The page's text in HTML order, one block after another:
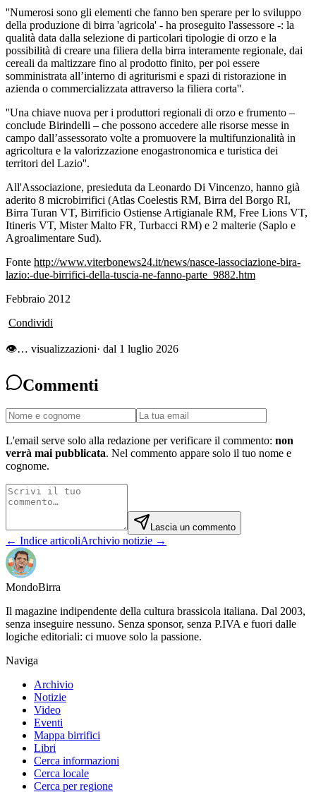
''Numerosi sono gli elementi che fanno ben sperare per lo sviluppo
della produzione di birra 'agricola' - ha proseguito l'assessore -: la
qualità data dalla selezione di particolari tipologie di orzo e la
possibilità di creare una filiera della birra interamente regionale, dai
cereali da maltizzare fino al prodotto finito, per poi essere
somministrata all’interno di agriturismi e spazi di ristorazione in
azienda o commercializzata attraverso la filiera corta''.
''Una chiave nuova per i produttori regionali di orzo e frumento –
conclude Birindelli – che possono accedere alle risorse messe in
campo dall’assessorato volte a promuovere la multifunzionalità in
agricoltura e la valorizzazione enogastronomica e turistica dei
territori del Lazio''.
All'Associazione, presieduta da Leonardo Di Vincenzo, hanno già
aderito 8 microbirrifici (Atlas Coelestis RM, Birra del Borgo RI,
Birra Turan VT, Birrificio Ostiense Artigianale RM, Free Lions VT,
Itineris VT, Mister Malto FR, Turbacci RM) e 2 malterie (Saplo e
Agroalimentare Sud).
Fonte http://www.viterbonews24.it/news/nasce-lassociazione-bira-
lazio:-due-birrifici-della-tuscia-ne-fanno-parte_9882.htm
Febbraio 2012
Condividi
👁… visualizzazioni· dal 1 luglio 2026
Commenti
L'email serve solo alla redazione per verificare il commento: non
verrà mai pubblicata. Nel commento appare solo il tuo nome e
cognome.
Lascia un commento
← Indice articoliArchivio notizie →
MondoBirra
Il magazine indipendente della cultura brassicola italiana. Dal 2003,
senza inseguire nessuno. Senza sponsor, senza P.IVA e fuori dalle
logiche editoriali: ci muove solo la passione.
Naviga
Archivio
Notizie
Video
Eventi
Mappa birrifici
Libri
Cerca informazioni
Cerca locale
Cerca per regione